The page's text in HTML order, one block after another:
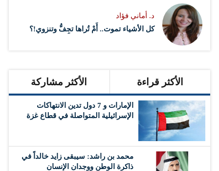
د. أماني فؤاد
كل الأشياء تموت.. أَمْ تُراها تجِفُّ وتنزوي!؟
الأكثر قراءة الأكثر مشاركة
الإمارات و 7 دول تدين الانتهاكات
الإسرائيلية المتواصلة في قطاع غزة
محمد بن راشد: سيبقى زايد خالداً في
ذاكرة الوطن ووجدان الإنسان